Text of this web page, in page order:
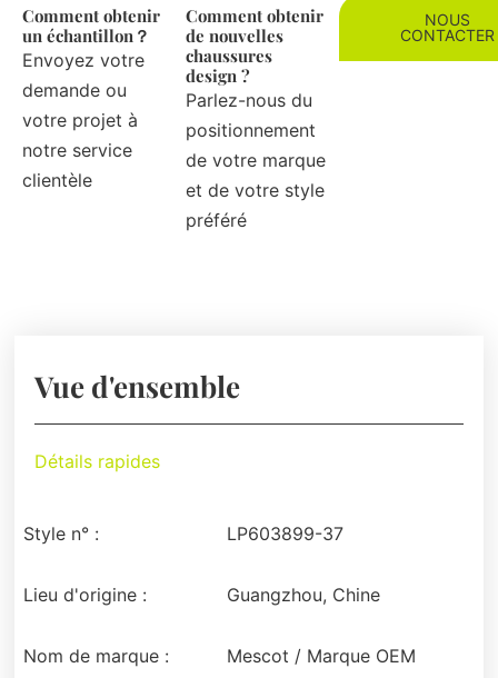
Comment obtenir
un échantillon？
Envoyez votre
demande ou
votre projet à
notre service
clientèle
Comment obtenir
de nouvelles
chaussures
design ?
Parlez-nous du
positionnement
de votre marque
et de votre style
préféré
NOUS
CONTACTER
Vue d'ensemble
Détails rapides
Style n° : LP603899-37
Lieu d'origine : Guangzhou, Chine
Nom de marque : Mescot / Marque OEM